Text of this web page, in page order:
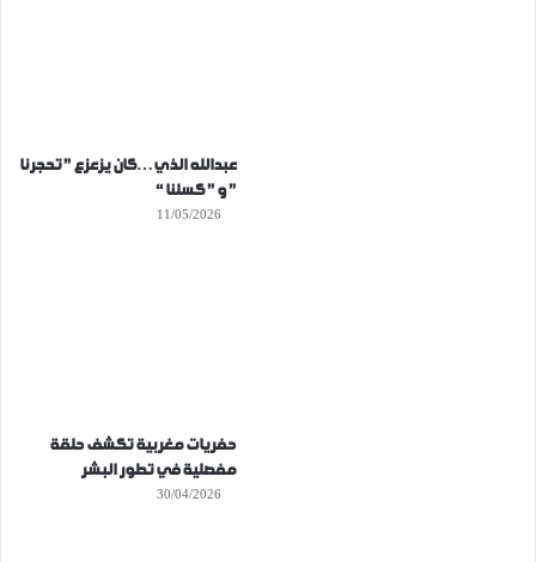
عبدالله الذي…كان يزعزع ” تحجرنا
” و ” كسلنا “
11/05/2026
حفريات مغربية تكشف حلقة
مفصلية في تطور البشر
30/04/2026